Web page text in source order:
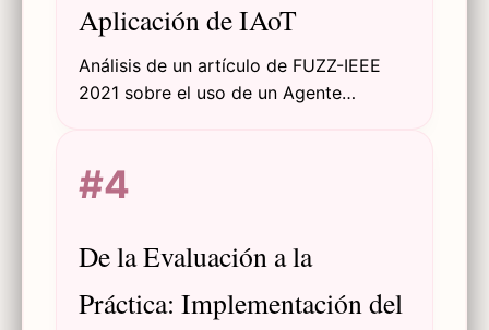
Aplicación de IAoT
Análisis de un artículo de FUZZ-IEEE
2021 sobre el uso de un Agente
coaprendizaje de inglés e IA-FML en
escuelas primarias.
#4
De la Evaluación a la
Práctica: Implementación del